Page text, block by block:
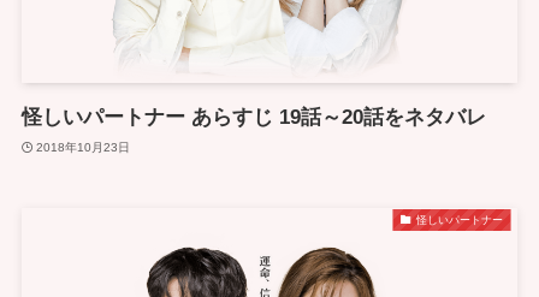
怪しいパートナー あらすじ 19話～20話をネタバレ
2018年10月23日
怪しいパートナー